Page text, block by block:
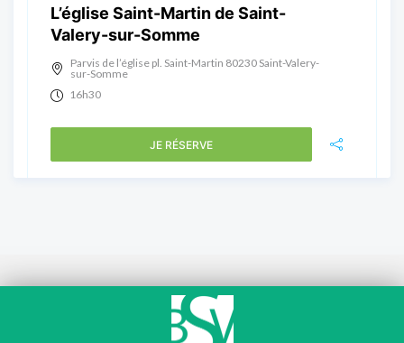
L’église Saint-Martin de Saint-
Valery-sur-Somme
Parvis de l’église pl. Saint-Martin 80230 Saint-Valery-
sur-Somme
16h30
JE RÉSERVE